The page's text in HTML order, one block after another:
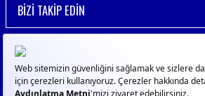
BİZİ TAKİP EDİN